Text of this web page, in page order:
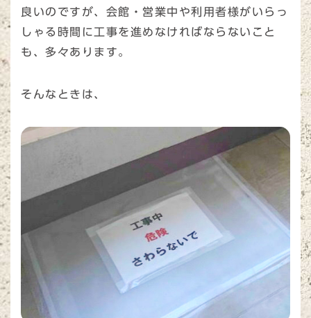
良いのですが、会館・営業中や利用者様がいらっ
しゃる時間に工事を進めなければならないこと
も、多々あります。
そんなときは、